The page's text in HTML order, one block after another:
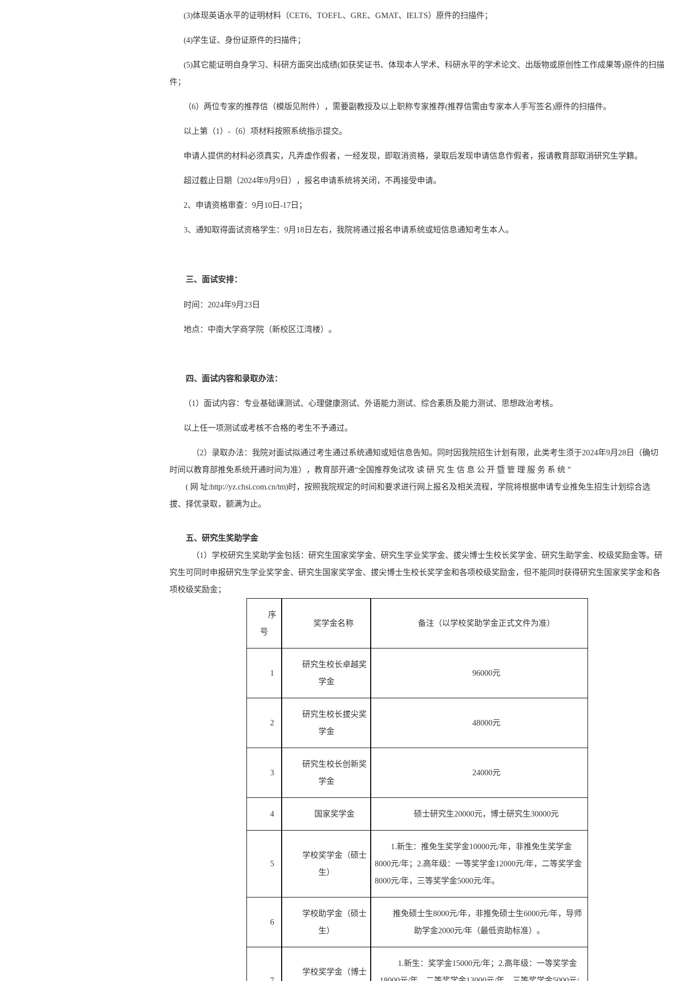
(3)体现英语水平的证明材料 （CET6、 TOEFL、 GRE、 GMAT、 IELTS） 原件的扫描件；
(4)学生证、身份证原件的扫描件；
(5)其它能证明自身学习、科研方面突出成绩(如获奖证书、体现本人学术、科研水平的学术论文、出版物或原创性工作成果等)原件的扫描
件；
（6） 两位专家的推荐信 （模版见附件） ，需要副教授及以上职称专家推荐(推荐信需由专家本人手写签名)原件的扫描件。
以上第（1 ） -（6）项材料按照系统指示提交。
申请人提供的材料必须真实，凡弄虚作假者，一经发现，即取消资格，录取后发现申请信息作假者，报请教育部取消研究生学籍。
超过截止日期（2024年9月 9 日）， 报名申请系统将关闭，不再接受申请。
2、申请资格审查：9月10 日 -1 7 日；
3、通知取得面试资格学生：9月18 日 左右，我院将通过报名申请系统或短信息通知考生本人。
三、 面试安排：
时间： 2024年9月23 日
地点： 中南大学商学院（新校区江湾楼） 。
四、面试内容和录取办法：
（1 ） 面试内容：专业基础课测试、心理健康测试、外语能力测试、综合素质及能力测试、 思想政治考核。
以上任一项测试或考核不合格的考生不予通过。
（2）录取办法： 我院对面试拟通过考生通过系统通知或短信息告知。 同时因我院招生计划有限，此类考生须于2024年9月28日（确切
时间以教育部推免系统开通时间为准），教育部开通“全国推荐免试攻 读 研 究 生 信 息 公 开 暨 管 理 服 务 系 统 ”
( 网 址:http://yz.chsi.com.cn/tm)时，按照我院规定的时间和要求进行网上报名及相关流程，学院将根据申请专业推免生招生计划综合选
拔、择优录取，额满为止。
五、研究生奖助学金
（1 ） 学校研究生奖助学金包括：研究生国家奖学金、研究生学业奖学金、拔尖博士生校长奖学金、研究生助学金、校级奖励金等。研
究生可同时申报研究生学业奖学金、研究生国家奖学金、拔尖博士生校长奖学金和各项校级奖励金，但不能同时获得研究生国家奖学金和各
项校级奖励金；
序
号
奖学金名称 备注 （以学校奖助学金正式文件为准）
1
研究生校长卓越奖
学金
96000元
2
研究生校长拔尖奖
学金
48000元
3
研究生校长创新奖
学金
24000元
4 国家奖学金 硕士研究生20000元， 博士研究生30000元
5
学校奖学金（硕士
生）
1.新生：推免生奖学金10000元/年， 非推免生奖学金
8000元/年； 2.高年级：一等奖学金12000元/年， 二等奖学金
8000元/年， 三等奖学金5000元/年。
6
学校助学金（硕士
生）
推免硕士生8000元/年， 非推免硕士生6000元/年， 导师
助学金2000元/年 （最低资助标准） 。
学校奖学金（博士
1.新生： 奖学金15000元/年； 2.高年级：一等奖学金